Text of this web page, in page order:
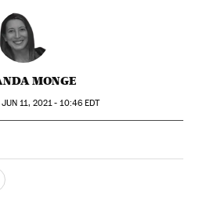
MONGE
JUN 11, 2021 - 10:46EDT
Sociales